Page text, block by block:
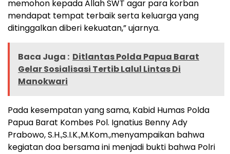
memohon kepada Allah SWT agar para korban
mendapat tempat terbaik serta keluarga yang
ditinggalkan diberi kekuatan,” ujarnya.
Baca Juga : Ditlantas Polda Papua Barat
Gelar Sosialisasi Tertib Lalul Lintas Di
Manokwari
Pada kesempatan yang sama, Kabid Humas Polda
Papua Barat Kombes Pol. Ignatius Benny Ady
Prabowo, S.H.,S.I.K.,M.Kom.,menyampaikan bahwa
kegiatan doa bersama ini menjadi bukti bahwa Polri